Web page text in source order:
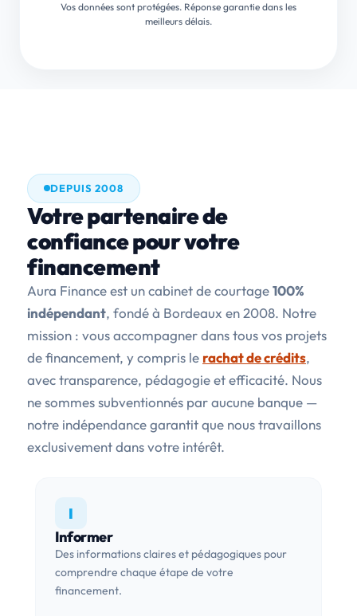
Vos données sont protégées. Réponse garantie dans les
meilleurs délais.
DEPUIS 2008
Votre partenaire de
confiance pour votre
financement
Aura Finance est un cabinet de courtage100%
indépendant, fondé à Bordeaux en 2008. Notre
mission : vous accompagner dans tous vos projets
de financement, y compris le rachat de crédits,
avec transparence, pédagogie et efficacité. Nous
ne sommes subventionnés par aucune banque —
notre indépendance garantit que nous travaillons
exclusivement dans votre intérêt.
I
Informer
Des informations claires et pédagogiques pour
comprendre chaque étape de votre
financement.